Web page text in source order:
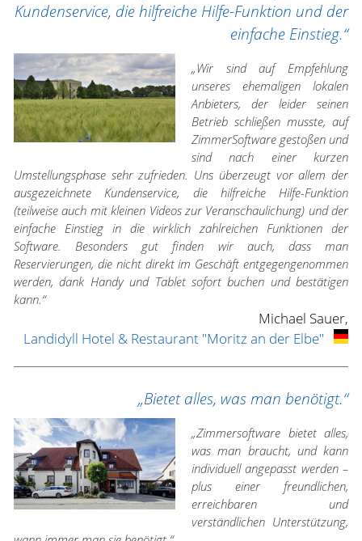
Kundenservice, die hilfreiche Hilfe-Funktion und der
einfache Einstieg.“
„Wir sind auf Empfehlung
unseres ehemaligen lokalen
Anbieters, der leider seinen
Betrieb schließen musste, auf
ZimmerSoftware gestoßen und
sind nach einer kurzen
Umstellungsphase sehr zufrieden. Uns überzeugt vor allem der
ausgezeichnete Kundenservice, die hilfreiche Hilfe-Funktion
(teilweise auch mit kleinen Videos zur Veranschaulichung) und der
einfache Einstieg in die wirklich zahlreichen Funktionen der
Software. Besonders gut finden wir auch, dass man
Reservierungen, die nicht direkt im Geschäft entgegengenommen
werden, dank Handy und Tablet sofort buchen und bestätigen
kann.“
Michael Sauer,
Landidyll Hotel & Restaurant "Moritz an der Elbe"
„Bietet alles, was man benötigt.“
„Zimmersoftware bietet alles,
was man braucht, und kann
individuell angepasst werden –
plus einer freundlichen,
erreichbaren und
verständlichen Unterstützung,